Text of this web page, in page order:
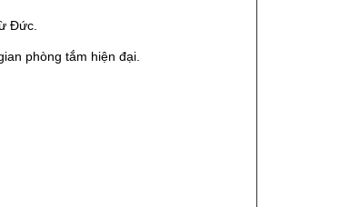
Đức.
phòng tắm hiện đại.